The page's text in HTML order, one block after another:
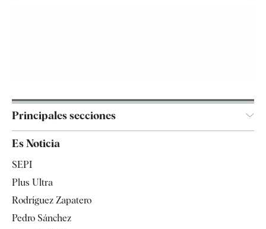
Principales secciones
Televisión
Es Noticia
SEPI
Plus Ultra
Rodríguez Zapatero
Pedro Sánchez